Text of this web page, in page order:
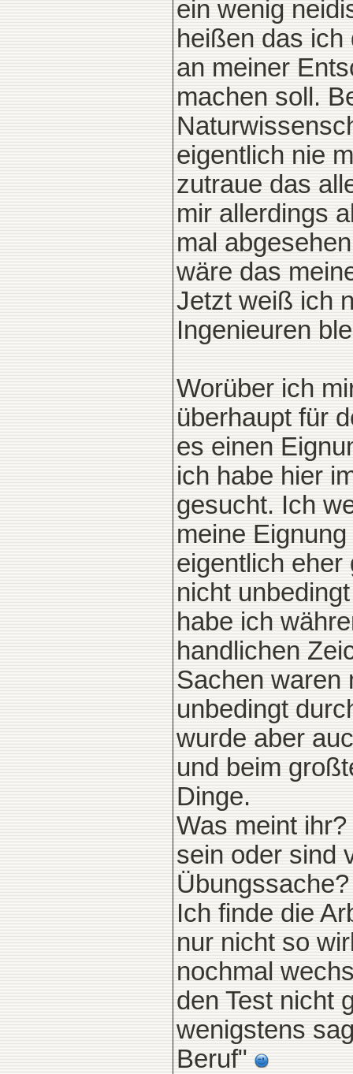
ein wenig
heißen das
an meiner
machen soll.
eigentlich nie
zutraue das
mir allerdings
mal
wäre das
Jetzt weiß ich
Ingenieuren
Worüber ich
überhaupt für
es einen
ich habe hier
gesucht. Ich
meine
eigentlich eher
nicht
habe ich
handlichen
Sachen waren
unbedingt
wurde aber
und beim
Dinge.
Was meint
sein oder sind
Übungssache?
Ich finde die
nur nicht so
nochmal
den Test nicht
wenigstens
Beruf"